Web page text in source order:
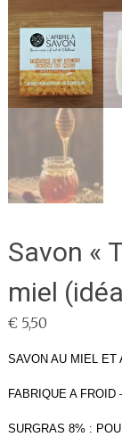
Savon «
miel
€5,50
SAVON AU MIEL ET
FABRIQUE A FROID
SURGRAS 8% :